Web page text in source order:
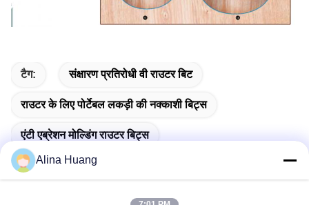
टैग: संक्षारण प्रतिरोधी वी राउटर बिट
राउटर के लिए पोर्टेबल लकड़ी की नक्काशी बिट्स
एंटी एब्रेशन मोल्डिंग राउटर बिट्स
Alina Huang